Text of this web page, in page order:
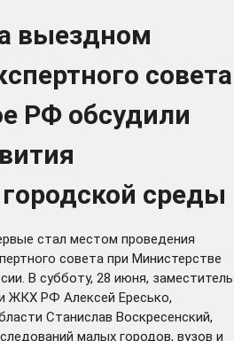
выездном
совета
РФ обсудили
среды
стал местом проведения
совета при Министерстве
В субботу, 28 июня, заместитель
ЖКХ РФ Алексей Ересько,
Станислав Воскресенский,
малых городов, вузов и